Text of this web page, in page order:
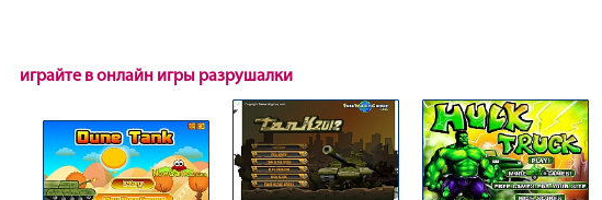
играйте в онлайн игры разрушалки